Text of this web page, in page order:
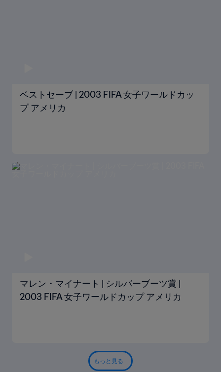
ベストセーブ | 2003 FIFA 女子ワールドカッ
プ アメリカ
マレン・マイナート | シルバーブーツ賞 |
2003 FIFA 女子ワールドカップ アメリカ
もっと見る